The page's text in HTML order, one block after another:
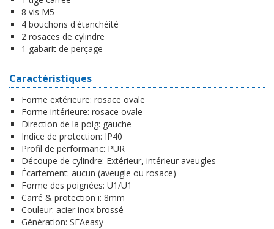
8 vis M5
4 bouchons d'étanchéité
2 rosaces de cylindre
1 gabarit de perçage
Caractéristiques
Forme extérieure: rosace ovale
Forme intérieure: rosace ovale
Direction de la poig: gauche
Indice de protection: IP40
Profil de performanc: PUR
Découpe de cylindre: Extérieur, intérieur aveugles
Écartement: aucun (aveugle ou rosace)
Forme des poignées: U1/U1
Carré & protection i: 8mm
Couleur: acier inox brossé
Génération: SEAeasy